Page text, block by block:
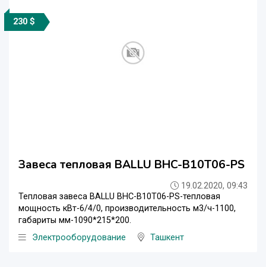
230 $
Завеса тепловая BALLU BHC-B10T06-PS
19.02.2020, 09:43
Тепловая завеса BALLU BHC-B10T06-PS-тепловая
мощность кВт-6/4/0, производительность м3/ч-1100,
габариты мм-1090*215*200.
Электрооборудование
Ташкент